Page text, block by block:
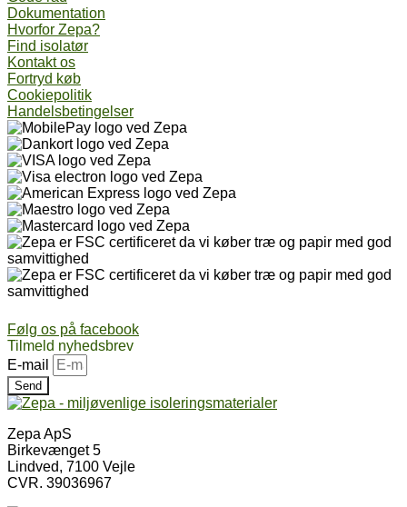
Dokumentation
Hvorfor Zepa?
Find isolatør
Kontakt os
Fortryd køb
Cookiepolitik
Handelsbetingelser
Følg os på facebook
Tilmeld nyhedsbrev
E-mail
Send
Zepa ApS
Birkevænget 5
Lindved, 7100 Vejle
CVR. 39036967